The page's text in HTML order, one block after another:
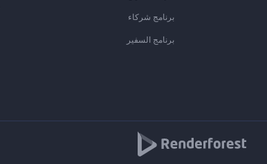
برنامج شركاء
برنامج السفير